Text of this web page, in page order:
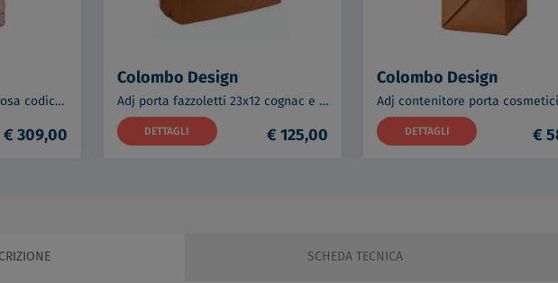
Adj cestino dubai 22x22 rosa codice prod: BADJ2235-0207
€ 309,00
Colombo Design
Adj porta fazzoletti 23x12 cognac e bordeaux codice prod: BADJ016-0930
DETTAGLI € 125,00
Colombo Design
DETTAGLI €
SCHEDA TECNICA